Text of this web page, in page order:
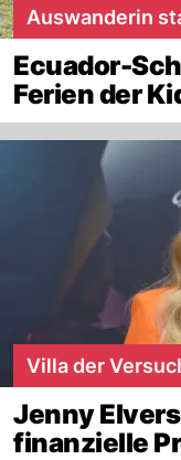
Auswanderin
Ecuador-
Ferien der
Villa der
Jenny
finanzielle